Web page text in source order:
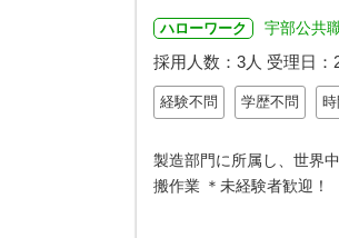
ハローワーク 宇部公共
採用人数：3人 受理日：
経験不問 学歴不問
製造部門に所属し、世界
搬作業 ＊未経験者歓迎！